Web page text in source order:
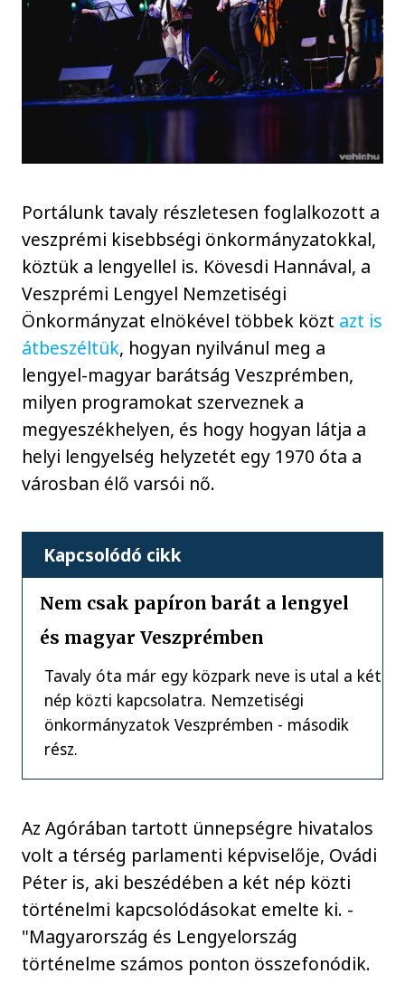
Portálunk tavaly részletesen foglalkozott a
veszprémi kisebbségi önkormányzatokkal,
köztük a lengyellel is. Kövesdi Hannával, a
Veszprémi Lengyel Nemzetiségi
Önkormányzat elnökével többek közt azt is
átbeszéltük, hogyan nyilvánul meg a
lengyel-magyar barátság Veszprémben,
milyen programokat szerveznek a
megyeszékhelyen, és hogy hogyan látja a
helyi lengyelség helyzetét egy 1970 óta a
városban élő varsói nő.
Kapcsolódó cikk
Nem csak papíron barát a lengyel
és magyar Veszprémben
Tavaly óta már egy közpark neve is utal a két
nép közti kapcsolatra. Nemzetiségi
önkormányzatok Veszprémben - második
rész.
Az Agórában tartott ünnepségre hivatalos
volt a térség parlamenti képviselője, Ovádi
Péter is, aki beszédében a két nép közti
történelmi kapcsolódásokat emelte ki. -
"Magyarország és Lengyelország
történelme számos ponton összefonódik.